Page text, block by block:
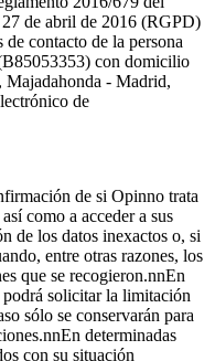
de abril de 2016 (RGPD)
contacto de la persona
con domicilio
Majadahonda - Madrid,
de
de si Opinno trata
como a acceder a sus
de los datos inexactos o, si
entre otras razones, los
que se recogieron.nnEn
podrá solicitar la limitación
sólo se conservarán para
determinadas
con su situación